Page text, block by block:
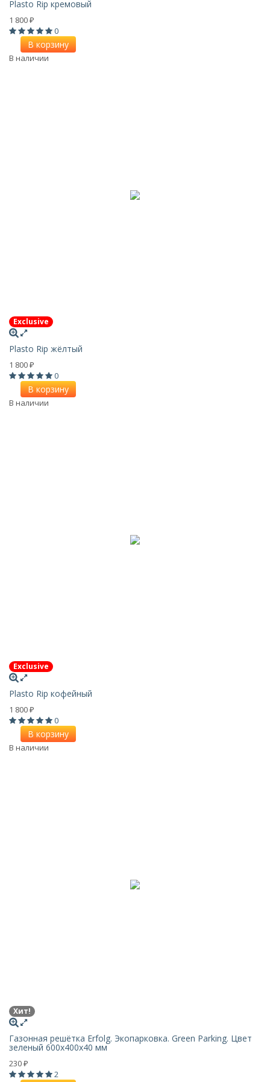
Plasto Rip кремовый
1 800 ₽
0
В корзину
В наличии
Exclusive
Plasto Rip жёлтый
1 800 ₽
0
В корзину
В наличии
Exclusive
Plasto Rip кофейный
1 800 ₽
0
В корзину
В наличии
Хит!
Газонная решётка Erfolg. Экопарковка. Green Parking. Цвет
зеленый 600х400х40 мм
230 ₽
2